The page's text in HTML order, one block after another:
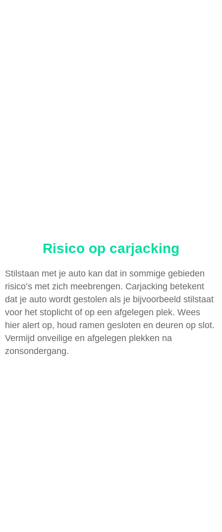
Risico op carjacking
Stilstaan met je auto kan dat in sommige gebieden
risico’s met zich meebrengen. Carjacking betekent
dat je auto wordt gestolen als je bijvoorbeeld stilstaat
voor het stoplicht of op een afgelegen plek. Wees
hier alert op, houd ramen gesloten en deuren op slot.
Vermijd onveilige en afgelegen plekken na
zonsondergang.